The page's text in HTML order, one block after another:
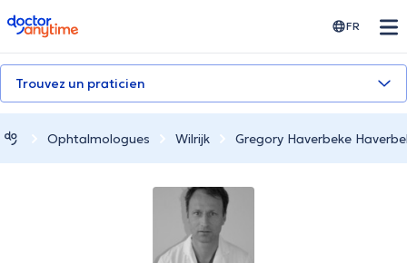
doctoranytime FR
Trouvez un praticien
Ophtalmologues Wilrijk Gregory Haverbeke